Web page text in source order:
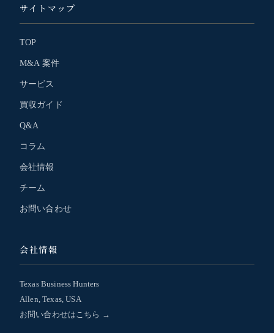
サイトマップ
TOP
M&A 案件
サービス
買収ガイド
Q&A
コラム
会社情報
チーム
お問い合わせ
会社情報
Texas Business Hunters
Allen, Texas, USA
お問い合わせはこちら →